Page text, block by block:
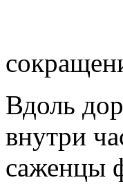
Вдоль
внутри
саженцы